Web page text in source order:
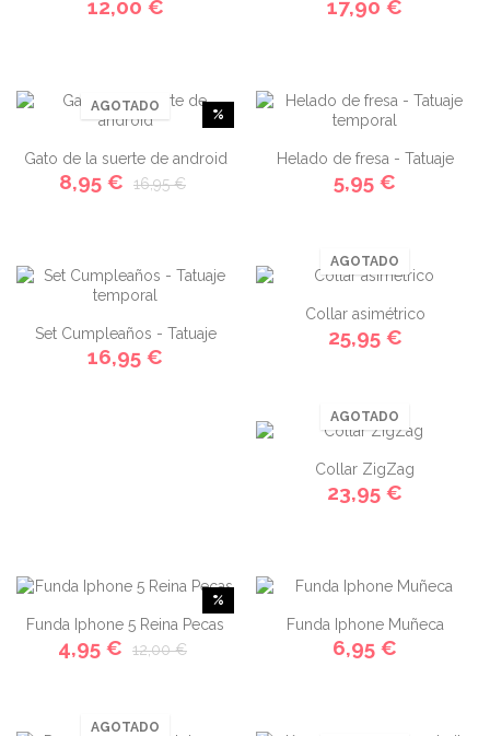
12,00 € 17,90 €
%
AGOTADO
Gato de la suerte de android
8,95 € 16,95 €
Helado de fresa - Tatuaje
temporal
5,95 €
Set Cumpleaños - Tatuaje
temporal
16,95 €
AGOTADO
Collar asimétrico
25,95 €
AGOTADO
Collar ZigZag
23,95 €
%
Funda Iphone 5 Reina Pecas
4,95 € 12,00 €
Funda Iphone Muñeca
6,95 €
AGOTADO